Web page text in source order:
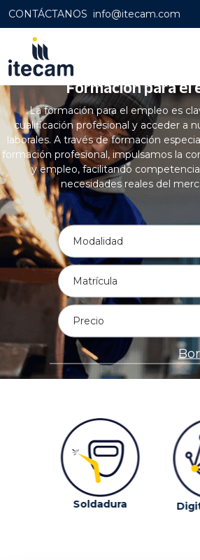
CONTÁCTANOS info@itecam.com
Home | Formación empleo
Formación para el
La formación para el empleo es
cualificación profesional y acceder a
laborales. A través de formación
formación profesional, impulsamos la
y empleo, facilitando
necesidades reales del
Modalidad
Matrícula
Precio
Soldadura